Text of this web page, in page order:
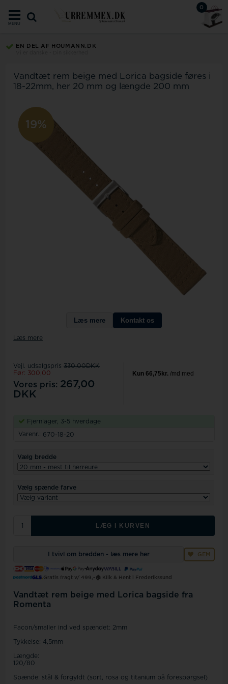
0
MENU
EN DEL AF HOUMANN.DK
Vandtæt rem beige med Lorica bagside føres i
18-22mm, her 20 mm og længde 200 mm
11%
19%
Læs mere Kontakt os
Læs mere
Vejl. udsalgspris 330,00DKK
Før: 300,00
Vores pris: 267,00
DKK
Fjernlager, 3-5 hverdage
Varenr.: 670-18-20
Vælg bredde
Vælg spænde farve
LÆG I KURVEN
I tvivl om bredden - læs mere her GEM
Gratis fragt v/ 499,- 🏠 Klik & Hent i Frederikssund
Vandtæt rem beige med Lorica bagside fra
Romenta
Facon/smaller ind ved spændet: 2mm
Tykkelse: 4,5mm
Længde:
120/80
Spænde: stål & forgyldt (sort, rosa og titanium på forespørgsel)